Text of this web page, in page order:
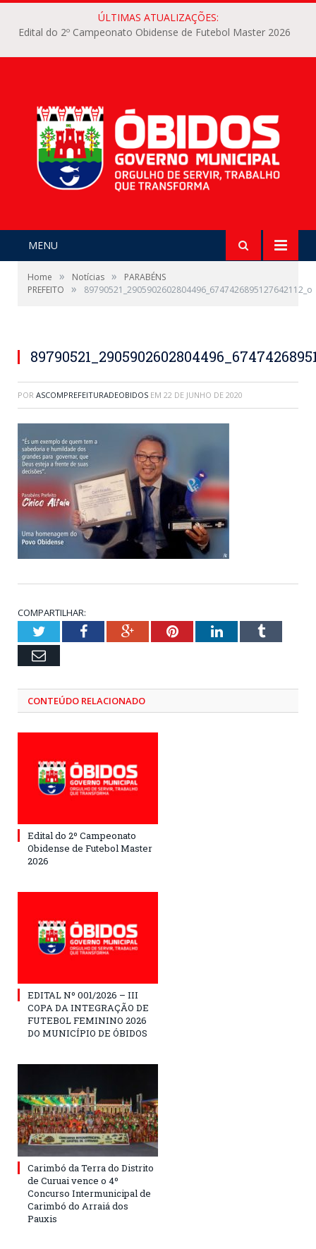
ÚLTIMAS ATUALIZAÇÕES:
Edital do 2º Campeonato Obidense de Futebol Master 2026
MENU
Home » Notícias »
PARABÉNS
PREFEITO
» 89790521_2905902602804496_6747426895127642112_o
POR ASCOMPREFEITURADEOBIDOS EM 22 DE JUNHO DE 2020
COMPARTILHAR:
TwitterFacebookGoogle+PinterestLinkedInTumblr
Email
CONTEÚDO RELACIONADO
Edital do 2º Campeonato
Obidense de Futebol Master
2026
EDITAL Nº 001/2026 – III
COPA DA INTEGRAÇÃO DE
FUTEBOL FEMININO 2026
DO MUNICÍPIO DE ÓBIDOS
Carimbó da Terra do Distrito
de Curuai vence o 4º
Concurso Intermunicipal de
Carimbó do Arraiá dos
Pauxis